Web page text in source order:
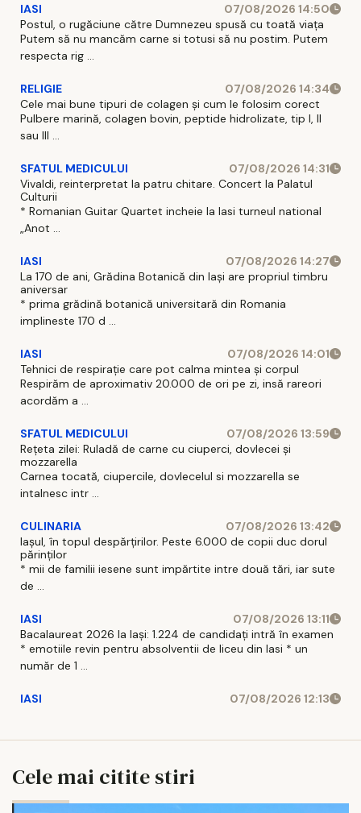
IASI
07/08/2026 14:50
Postul, o rugăciune către Dumnezeu spusă cu toată viața
Putem să nu mancăm carne si totusi să nu postim. Putem
respecta rig ...
RELIGIE
07/08/2026 14:34
Cele mai bune tipuri de colagen și cum le folosim corect
Pulbere marină, colagen bovin, peptide hidrolizate, tip I, II
sau III ...
SFATUL MEDICULUI
07/08/2026 14:31
Vivaldi, reinterpretat la patru chitare. Concert la Palatul
Culturii
* Romanian Guitar Quartet incheie la Iasi turneul national
„Anot ...
IASI
07/08/2026 14:27
La 170 de ani, Grădina Botanică din Iași are propriul timbru
aniversar
* prima grădină botanică universitară din Romania
implineste 170 d ...
IASI
07/08/2026 14:01
Tehnici de respirație care pot calma mintea și corpul
Respirăm de aproximativ 20.000 de ori pe zi, insă rareori
acordăm a ...
SFATUL MEDICULUI
07/08/2026 13:59
Rețeta zilei: Ruladă de carne cu ciuperci, dovlecei și
mozzarella
Carnea tocată, ciupercile, dovlecelul si mozzarella se
intalnesc intr ...
CULINARIA
07/08/2026 13:42
Iașul, în topul despărțirilor. Peste 6.000 de copii duc dorul
părinților
* mii de familii iesene sunt impărtite intre două tări, iar sute
de ...
IASI
07/08/2026 13:11
Bacalaureat 2026 la Iași: 1.224 de candidați intră în examen
* emotiile revin pentru absolventii de liceu din Iasi * un
număr de 1 ...
IASI 07/08/2026 12:13
Cele mai citite stiri